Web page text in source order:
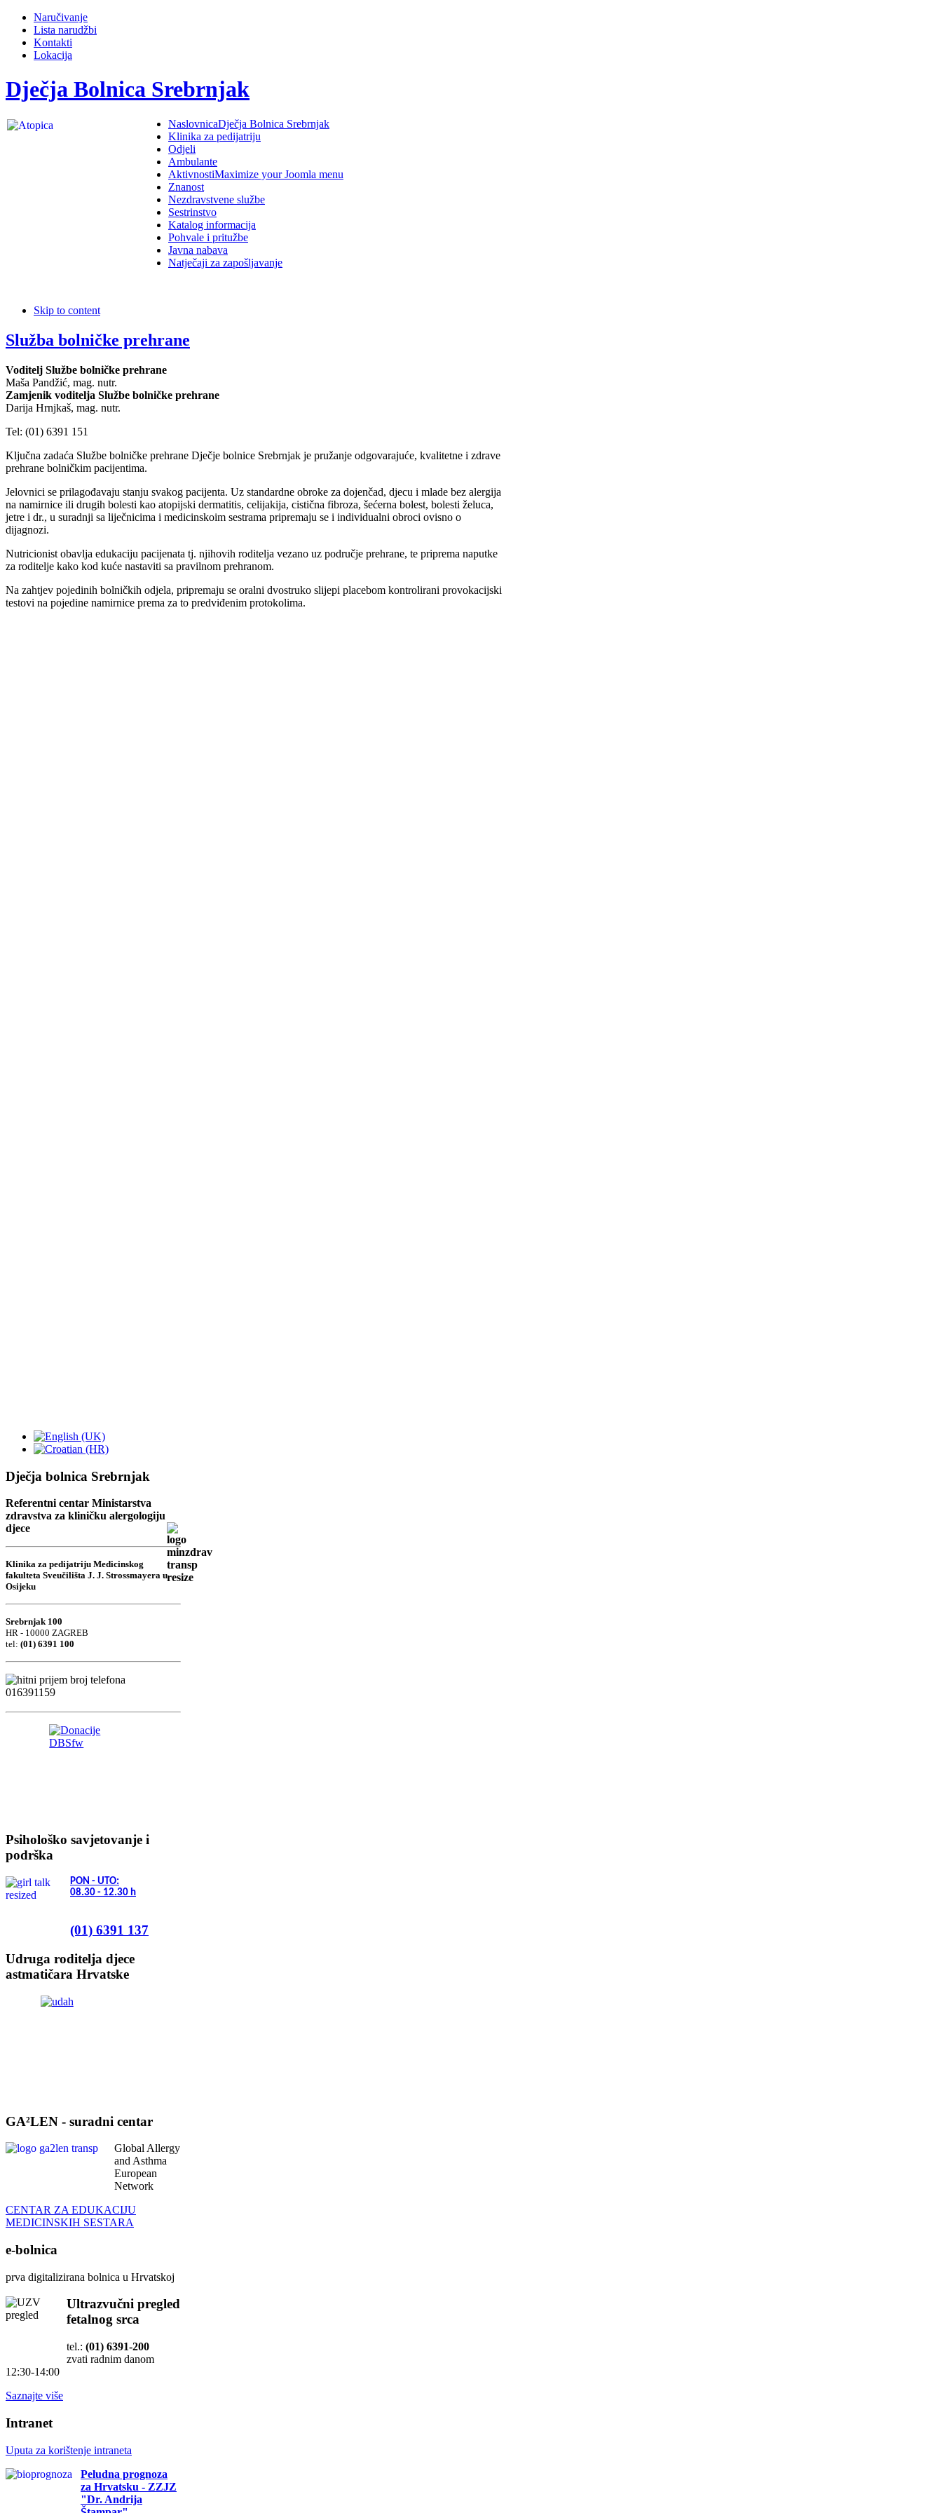
Naručivanje
Lista narudžbi
Kontakti
Lokacija
Dječja Bolnica Srebrnjak
NaslovnicaDječja Bolnica Srebrnjak
Klinika za pedijatriju
Odjeli
Ambulante
AktivnostiMaximize your Joomla menu
Znanost
Nezdravstvene službe
Sestrinstvo
Katalog informacija
Pohvale i pritužbe
Javna nabava
Natječaji za zapošljavanje
Skip to content
Služba bolničke prehrane
Voditelj Službe bolničke prehrane
Maša Pandžić, mag. nutr.
Zamjenik voditelja Službe bolničke prehrane
Darija Hrnjkaš, mag. nutr.
Tel: (01) 6391 151
Ključna zadaća Službe bolničke prehrane Dječje bolnice Srebrnjak je pružanje odgovarajuće, kvalitetne i zdrave
prehrane bolničkim pacijentima.
Jelovnici se prilagođavaju stanju svakog pacijenta. Uz standardne obroke za dojenčad, djecu i mlade bez alergija
na namirnice ili drugih bolesti kao atopijski dermatitis, celijakija, cistična fibroza, šećerna bolest, bolesti želuca,
jetre i dr., u suradnji sa liječnicima i medicinskoim sestrama pripremaju se i individualni obroci ovisno o
dijagnozi.
Nutricionist obavlja edukaciju pacijenata tj. njihovih roditelja vezano uz područje prehrane, te priprema naputke
za roditelje kako kod kuće nastaviti sa pravilnom prehranom.
Na zahtjev pojedinih bolničkih odjela, pripremaju se oralni dvostruko slijepi placebom kontrolirani provokacijski
testovi na pojedine namirnice prema za to predviđenim protokolima.
Dječja bolnica Srebrnjak
Referentni centar Ministarstva
zdravstva za kliničku alergologiju
djece
Klinika za pedijatriju Medicinskog
fakulteta Sveučilišta J. J. Strossmayera u
Osijeku
Srebrnjak 100
HR - 10000 ZAGREB
tel: (01) 6391 100
Psihološko savjetovanje i
podrška
PON - UTO:
08.30 - 12.30 h
(01) 6391 137
Udruga roditelja djece
astmatičara Hrvatske
GA²LEN - suradni centar
Global Allergy
and Asthma
European
Network
CENTAR ZA EDUKACIJU
MEDICINSKIH SESTARA
e-bolnica
prva digitalizirana bolnica u Hrvatskoj
Ultrazvučni pregled
fetalnog srca
tel.: (01) 6391-200
zvati radnim danom
12:30-14:00
Saznajte više
Intranet
Uputa za korištenje intraneta
Peludna prognoza
za Hrvatsku - ZZJZ
"Dr. Andrija